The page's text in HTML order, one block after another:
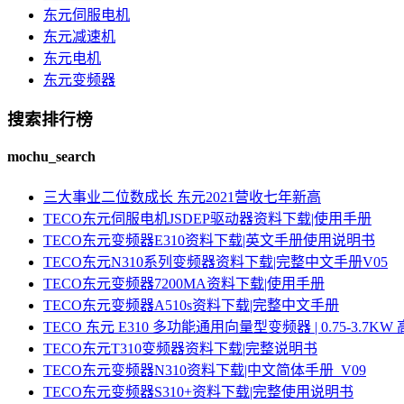
东元伺服电机
东元减速机
东元电机
东元变频器
搜索排行榜
mochu_search
三大事业二位数成长 东元2021营收七年新高
TECO东元伺服电机JSDEP驱动器资料下载|使用手册
TECO东元变频器E310资料下载|英文手册使用说明书
TECO东元N310系列变频器资料下载|完整中文手册V05
TECO东元变频器7200MA资料下载|使用手册
TECO东元变频器A510s资料下载|完整中文手册
TECO 东元 E310 多功能通用向量型变频器 | 0.75-3.7KW
TECO东元T310变频器资料下载|完整说明书
TECO东元变频器N310资料下载|中文简体手册_V09
TECO东元变频器S310+资料下载|完整使用说明书